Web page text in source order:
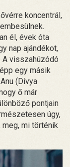
koncentrál,
él, évek óta
nap ajándékot,
A visszahúzódó
egy másik
(Divya
ő már
pontjain
úgy,
meg, mi történik